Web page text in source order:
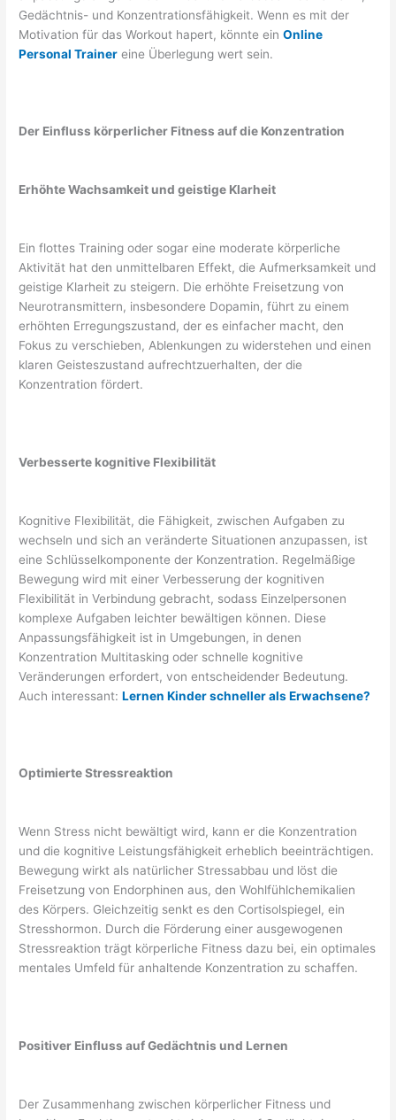
Gedächtnis- und Konzentrationsfähigkeit. Wenn es mit der
Motivation für das Workout hapert, könnte einOnline
Personal Trainer eine Überlegung wert sein.
Der Einfluss körperlicher Fitness auf die Konzentration
Erhöhte Wachsamkeit und geistige Klarheit
Ein flottes Training oder sogar eine moderate körperliche
Aktivität hat den unmittelbaren Effekt, die Aufmerksamkeit und
geistige Klarheit zu steigern. Die erhöhte Freisetzung von
Neurotransmittern, insbesondere Dopamin, führt zu einem
erhöhten Erregungszustand, der es einfacher macht, den
Fokus zu verschieben, Ablenkungen zu widerstehen und einen
klaren Geisteszustand aufrechtzuerhalten, der die
Konzentration fördert.
Verbesserte kognitive Flexibilität
Kognitive Flexibilität, die Fähigkeit, zwischen Aufgaben zu
wechseln und sich an veränderte Situationen anzupassen, ist
eine Schlüsselkomponente der Konzentration. Regelmäßige
Bewegung wird mit einer Verbesserung der kognitiven
Flexibilität in Verbindung gebracht, sodass Einzelpersonen
komplexe Aufgaben leichter bewältigen können. Diese
Anpassungsfähigkeit ist in Umgebungen, in denen
Konzentration Multitasking oder schnelle kognitive
Veränderungen erfordert, von entscheidender Bedeutung.
Auch interessant:Lernen Kinder schneller als Erwachsene?
Optimierte Stressreaktion
Wenn Stress nicht bewältigt wird, kann er die Konzentration
und die kognitive Leistungsfähigkeit erheblich beeinträchtigen.
Bewegung wirkt als natürlicher Stressabbau und löst die
Freisetzung von Endorphinen aus, den Wohlfühlchemikalien
des Körpers. Gleichzeitig senkt es den Cortisolspiegel, ein
Stresshormon. Durch die Förderung einer ausgewogenen
Stressreaktion trägt körperliche Fitness dazu bei, ein optimales
mentales Umfeld für anhaltende Konzentration zu schaffen.
Positiver Einfluss auf Gedächtnis und Lernen
Der Zusammenhang zwischen körperlicher Fitness und